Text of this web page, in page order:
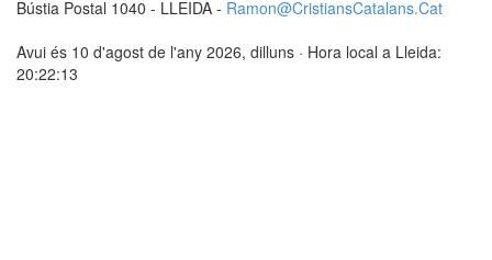
Bústia Postal 1040 - LLEIDA - Ramon@CristiansCatalans.Cat
Avui és 10 d'agost de l'any 2026, dilluns · Hora local a Lleida:
20:22:14